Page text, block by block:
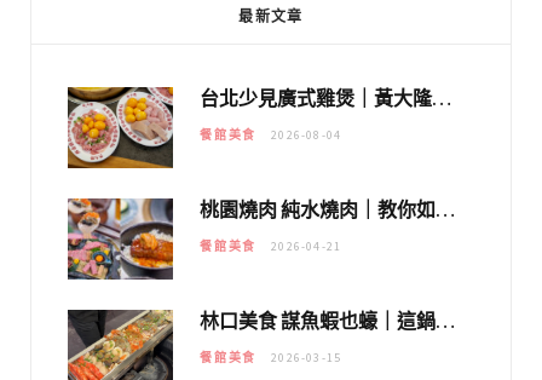
最新文章
台北少見廣式雞煲｜黃大隆濃郁煲湯：經典提燈與溫體雞肉，熬夜修仙不如來喝湯！
餐館美食 2026-08-04
桃園燒肉 純水燒肉｜教你如何優惠吃日本A5和牛各種部位，私房菜誠意吃好吃滿
餐館美食 2026-04-21
林口美食 謀魚蝦也蠔｜這鍋太狂！「蟹老闆派對鍋」10多種海鮮浮誇上桌，壽星再送生食摩天輪！
餐館美食 2026-03-15